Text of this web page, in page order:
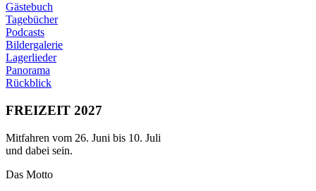
Gästebuch
Tagebücher
Podcasts
Bildergalerie
Lagerlieder
Panorama
Rückblick
FREIZEIT 2027
Mitfahren vom 26. Juni bis 10. Juli
und dabei sein.
Das Motto